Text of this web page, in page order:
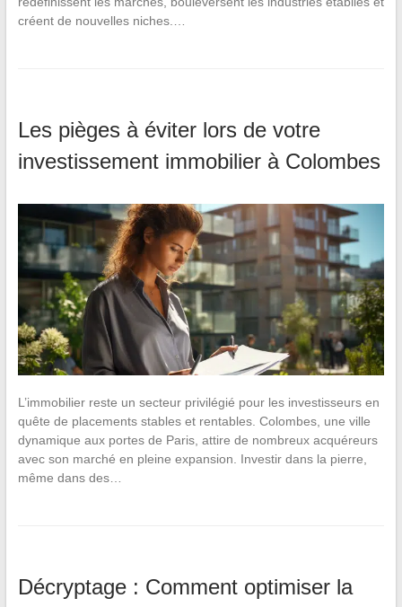
créent de nouvelles niches.…
Les pièges à éviter lors de votre
investissement immobilier à Colombes
L’immobilier reste un secteur privilégié pour les investisseurs en
quête de placements stables et rentables. Colombes, une ville
dynamique aux portes de Paris, attire de nombreux acquéreurs
avec son marché en pleine expansion. Investir dans la pierre,
même dans des…
Décryptage : Comment optimiser la